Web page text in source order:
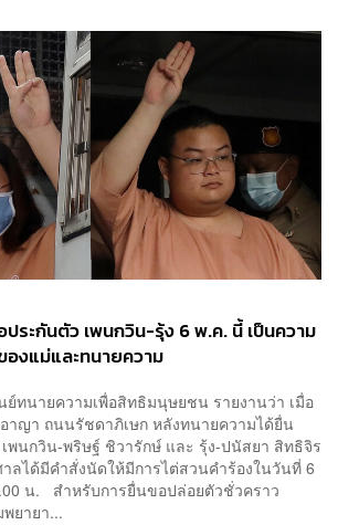
ระกันตัว เพนกวิน-รุ้ง 6 พ.ค. นี้ เป็นความ
งแม่และทนายความ
ทนายความเพื่อสิทธิมนุษยชน รายงานว่า เมื่อ
าญา ถนนรัชดาภิเษก หลังทนายความได้ยื่น
พนกวิน-พริษฐ์ ชิวารักษ์ และ รุ้ง-ปนัสยา สิทธิจิร
ลได้มีคำสั่งนัดให้มีการไต่สวนคำร้องในวันที่ 6
น. สำหรับการยื่นขอปล่อยตัวชั่วคราว
ยายา...